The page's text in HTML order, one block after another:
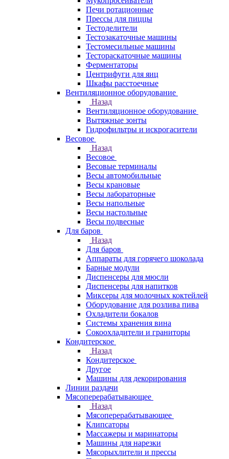
Печи ротационные
Прессы для пиццы
Тестоделители
Тестозакаточные машины
Тестомесильные машины
Тестораскаточные машины
Ферментаторы
Центрифуги для яиц
Шкафы расстоечные
Вентиляционное оборудование
Назад
Вентиляционное оборудование
Вытяжные зонты
Гидрофильтры и искрогасители
Весовое
Назад
Весовое
Весовые терминалы
Весы автомобильные
Весы крановые
Весы лабораторные
Весы напольные
Весы настольные
Весы подвесные
Для баров
Назад
Для баров
Аппараты для горячего шоколада
Барные модули
Диспенсеры для мюсли
Диспенсеры для напитков
Миксеры для молочных коктейлей
Оборудование для розлива пива
Охладители бокалов
Системы хранения вина
Сокоохладители и граниторы
Кондитерское
Назад
Кондитерское
Другое
Машины для декорирования
Линии раздачи
Мясоперерабатывающее
Назад
Мясоперерабатывающее
Клипсаторы
Массажеры и маринаторы
Машины для нарезки
Мясорыхлители и прессы